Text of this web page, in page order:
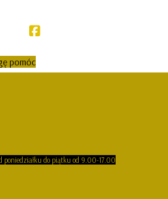
pomóc
poniedziałku do piątku od 9.00-17.00